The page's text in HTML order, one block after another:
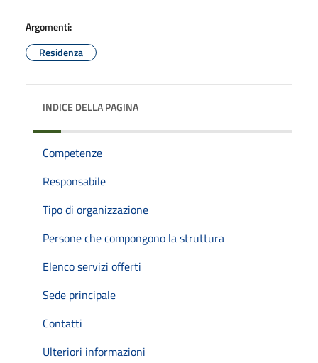
Argomenti:
Residenza
INDICE DELLA PAGINA
Competenze
Responsabile
Tipo di organizzazione
Persone che compongono la struttura
Elenco servizi offerti
Sede principale
Contatti
Ulteriori informazioni